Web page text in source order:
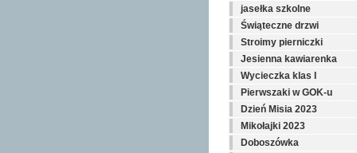
jasełka szkolne
Świąteczne drzwi
Stroimy pierniczki
Jesienna kawiarenka
Wycieczka klas I
Pierwszaki w GOK-u
Dzień Misia 2023
Mikołajki 2023
Doboszówka